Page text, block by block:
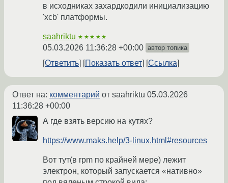
в исходниках захардкодили инициализацию
'xcb' платформы.
saahriktu ★★★★★
05.03.2026 11:36:28 +00:00 автор топика
Ответить Показать ответ Ссылка
Ответ на: комментарий от saahriktu 05.03.2026
11:36:28 +00:00
А где взять версию на кутях?
https://www.maks.help/3-linux.html#resources
Вот тут(в rpm по крайней мере) лежит
электрон, который запускается «нативно»